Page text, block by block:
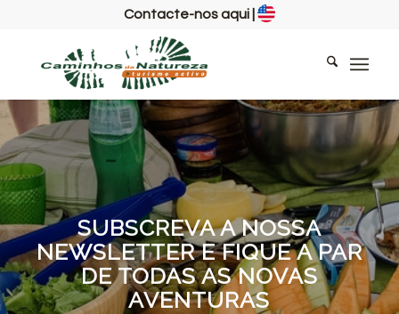
Contacte-nos aqui|
SUBSCREVA A NOSSA
NEWSLETTER E FIQUE A PAR
DE TODAS AS NOVAS
AVENTURAS